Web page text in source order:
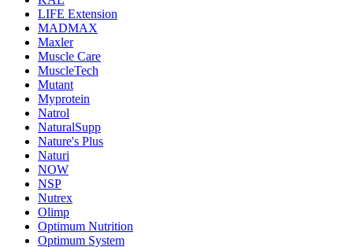
LIFE Extension
MADMAX
Maxler
Muscle Care
MuscleTech
Mutant
Myprotein
Natrol
NaturalSupp
Nature's Plus
Naturi
NOW
NSP
Nutrex
Olimp
Optimum Nutrition
Optimum System